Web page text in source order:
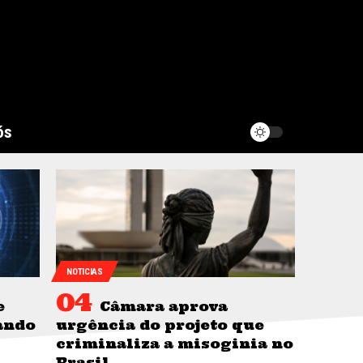
NOTICIAS
Câmara aprova
urgência do projeto que
criminaliza a misoginia no